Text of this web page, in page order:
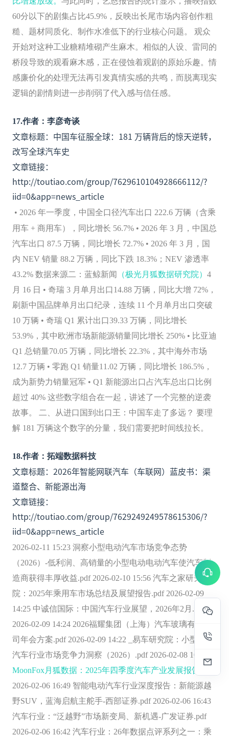
60分以下的剧集占比45.9%，反映出长尾市场内容创作粗
糙、题材同质化、制作水准低下的行业核心问题。 观众
开始对这种工业糖精堆砌产生麻木。相似的人设、雷同的
桥段导致的观看麻木感，正在侵蚀着观剧的原始乐趣。情
感廉价化的处理无法再引发真情实感的共鸣，而脱离现实
逻辑的剧情则进一步削弱了代入感与信任感。
17.作者：李彦奇谈
文章标题：中国车征服全球：181 万辆背后的惊天逆转，
改写全球汽车史
文章链接：
http://toutiao.com/group/7629610104928666112/?
iid=0&app=news_article
• 2026 年一季度，中国全口径汽车出口 222.6 万辆（含乘
用车 + 商用车），同比增长 56.7% • 2026 年 3 月，中国总
汽车出口 87.5 万辆，同比增长 72.7% • 2026 年 3 月，国
内 NEV 销量 88.2 万辆，同比下跌 18.3%；NEV 渗透率
43.2% 数据来源二：蓝鲸新闻
（极光月狐数据研究院） 4
月 16 日 • 奇瑞 3 月单月出口14.88 万辆，同比大增 72%，
刷新中国品牌单月出口纪录，连续 11 个月单月出口突破
10 万辆 • 奇瑞 Q1 累计出口39.33 万辆，同比增长
53.9%，其中欧洲市场新能源销量同比增长 250% • 比亚迪
Q1 总销量70.05 万辆，同比增长 22.3%，其中海外市场
12.7 万辆 • 零跑 Q1 销量11.02 万辆，同比增长 186.5%，
成为新势力销量冠军 • Q1 新能源出口占汽车总出口比例
超过 40% 这些数字组合在一起，讲述了一个完整的逆袭
故事。 二、从进口国到出口王：中国车走了多远？ 要理
解 181 万辆这个数字的分量，我们需要把时间线拉长。
18.作者：拓端数据科技
文章标题：2026年智能网联汽车（车联网）蓝皮书：渠
道整合、新能源出海
文章链接：
http://toutiao.com/group/7629249249578615306/?
iid=0&app=news_article
2026-02-11 15:23 洞察小型电动汽车市场竞争态势
（2026）-低利润、高销量的小型电动电动汽车使汽车制
造商获得丰厚收益.pdf 2026-02-10 15:56 汽车之家研究
院：2025年乘用车市场总结及展望报告.pdf 2026-02-09
14:25 中诚信国际：中国汽车行业展望，2026年2月.pdf
2026-02-09 14:24 2026福耀集团（上海）汽车玻璃有限公
司年会方案.pdf 2026-02-09 14:22 _易车研究院：小型电动
汽车行业市场竞争力洞察（2026）.pdf 2026-02-08 10:00
MoonFox月狐数据：2025年四季度汽车产业发展报告
2026-02-06 16:49 智能电动汽车行业深度报告：新能源越
野SUV，蓝海启航主舵手-西部证券.pdf 2026-02-06 16:43
汽车行业：“泛越野”市场新变局、新机遇-广发证券.pdf
2026-02-06 16:42 汽车行业：26年数据点评系列之一：乘